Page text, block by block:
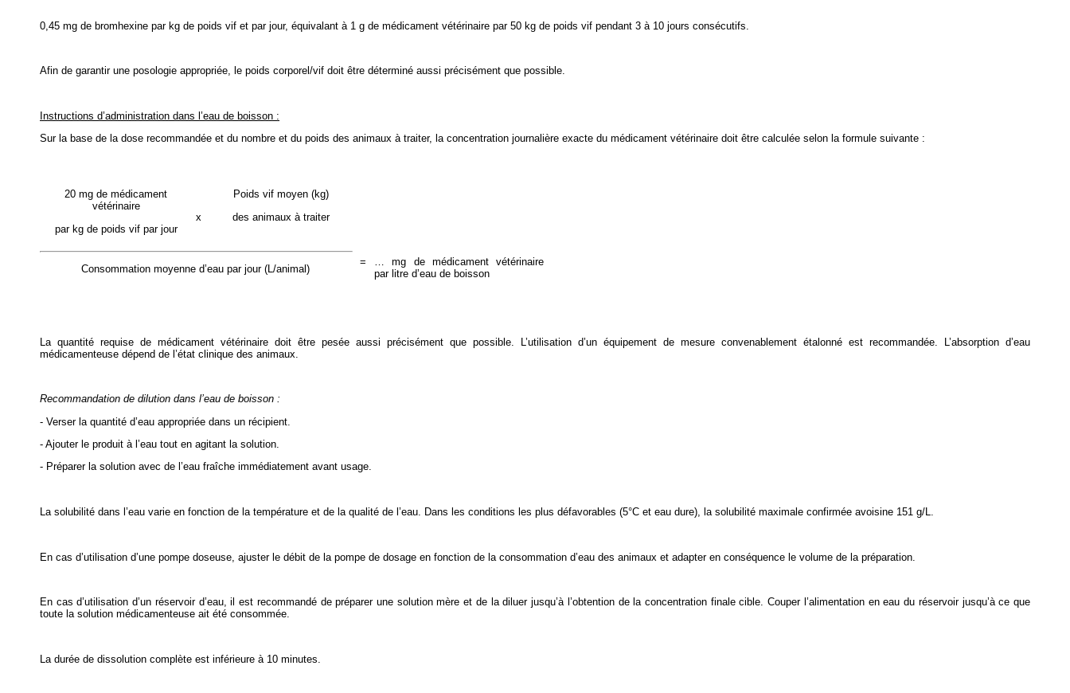
0,45 mg de bromhexine par kg de poids vif et par jour, équivalant à 1 g de médicament vétérinaire par 50 kg de poids vif pendant 3 à 10 jours consécutifs.
Afin de garantir une posologie appropriée, le poids corporel/vif doit être déterminé aussi précisément que possible.
Instructions d’administration dans l’eau de boisson :
Sur la base de la dose recommandée et du nombre et du poids des animaux à traiter, la concentration journalière exacte du médicament vétérinaire doit être calculée selon la formule suivante :
20 mg de médicament
vétérinaire
par kg de poids vif par jour
x
Poids vif moyen (kg)
des animaux à traiter
Consommation moyenne d’eau par jour (L/animal)
=
… mg de médicament vétérinaire
par litre d’eau de boisson
La quantité requise de médicament vétérinaire doit être pesée aussi précisément que possible. L’utilisation d’un équipement de mesure convenablement étalonné est recommandée. L’absorption d’eau
médicamenteuse dépend de l’état clinique des animaux.
Recommandation de dilution dans l’eau de boisson :
- Verser la quantité d’eau appropriée dans un récipient.
- Ajouter le produit à l’eau tout en agitant la solution.
- Préparer la solution avec de l’eau fraîche immédiatement avant usage.
La solubilité dans l’eau varie en fonction de la température et de la qualité de l’eau. Dans les conditions les plus défavorables (5°C et eau dure), la solubilité maximale confirmée avoisine 151 g/L.
En cas d’utilisation d’une pompe doseuse, ajuster le débit de la pompe de dosage en fonction de la consommation d’eau des animaux et adapter en conséquence le volume de la préparation.
En cas d’utilisation d’un réservoir d’eau, il est recommandé de préparer une solution mère et de la diluer jusqu’à l’obtention de la concentration finale cible. Couper l’alimentation en eau du réservoir jusqu’à ce que
toute la solution médicamenteuse ait été consommée.
La durée de dissolution complète est inférieure à 10 minutes.